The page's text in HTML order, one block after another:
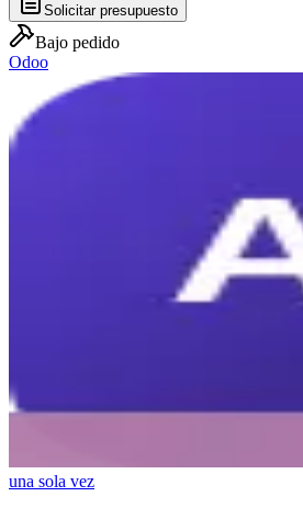
Solicitar presupuesto
Bajo pedido
Odoo
una sola vez